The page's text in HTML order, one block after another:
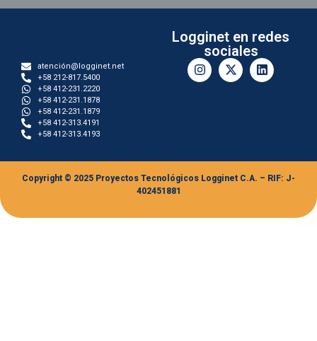
atención@logginet.net
+58 212-817.5400
+58 412-231.2220
+58 412-231.1878
+58 412-231.1879
+58 412-313.4191
+58 412-313.4193
Logginet en redes
sociales
Copyright © 2025 Proyectos Tecnológicos Logginet C.A. – RIF: J-
402451881